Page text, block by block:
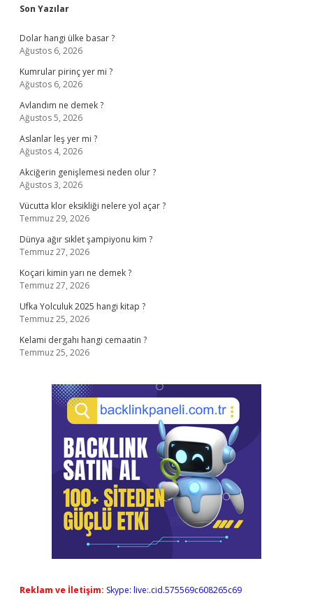
Sidebar
Son Yazılar
Dolar hangi ülke basar ?
Ağustos 6, 2026
Kumrular pirinç yer mi ?
Ağustos 6, 2026
Avlandım ne demek ?
Ağustos 5, 2026
Aslanlar leş yer mi ?
Ağustos 4, 2026
Akciğerin genişlemesi neden olur ?
Ağustos 3, 2026
Vücutta klor eksikliği nelere yol açar ?
Temmuz 29, 2026
Dünya ağır sıklet şampiyonu kim ?
Temmuz 27, 2026
Koçari kimin yarı ne demek ?
Temmuz 27, 2026
Ufka Yolculuk 2025 hangi kitap ?
Temmuz 25, 2026
Kelami dergahı hangi cemaatin ?
Temmuz 25, 2026
Reklam ve İletişim: Skype: live:.cid.575569c608265c69